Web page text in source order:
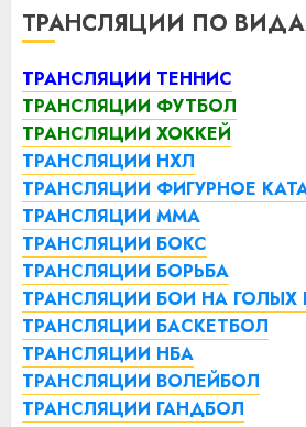
ТРАНСЛЯЦИИ ПО
ТРАНСЛЯЦИИ ТЕННИС
ТРАНСЛЯЦИИ ФУТБОЛ
ТРАНСЛЯЦИИ ХОККЕЙ
ТРАНСЛЯЦИИ НХЛ
ТРАНСЛЯЦИИ ФИГУРНОЕ
ТРАНСЛЯЦИИ ММА
ТРАНСЛЯЦИИ БОКС
ТРАНСЛЯЦИИ БОРЬБА
ТРАНСЛЯЦИИ БОИ НА ГОЛЫХ
ТРАНСЛЯЦИИ БАСКЕТБОЛ
ТРАНСЛЯЦИИ НБА
ТРАНСЛЯЦИИ ВОЛЕЙБОЛ
ТРАНСЛЯЦИИ ГАНДБОЛ